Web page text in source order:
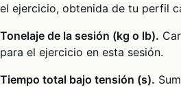
el ejercicio, obtenida de tu perfil
Tonelaje de la sesión (kg o lb).
para el ejercicio en esta sesión.
Tiempo total bajo tensión (s).